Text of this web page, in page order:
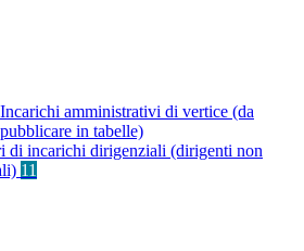
Incarichi amministrativi di vertice (da
pubblicare in tabelle)
di incarichi dirigenziali (dirigenti non
11